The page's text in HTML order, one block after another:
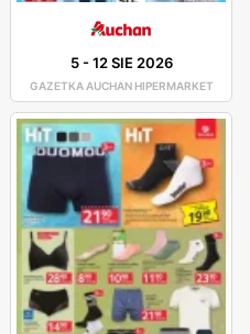
5-12 SIE 2026
GAZETKA AUCHAN HIPERMARKET